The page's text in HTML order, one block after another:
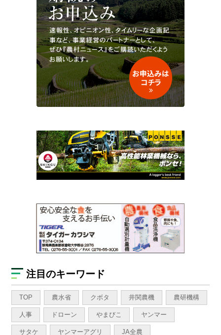
注目のキーワード
TOP 農水省 クボタ 井関農機 農研機構
人事 ドローン やまびこ ヤンマー
サタケ ヤンマーアグリ JA全農